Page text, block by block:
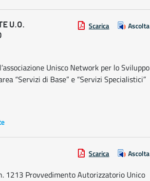
U.O.
Scarica Ascolta
Unisco Network per lo Sviluppo
“Servizi di Base” e “Servizi Specialistici”
Scarica Ascolta
1213 Provvedimento Autorizzatorio Unico